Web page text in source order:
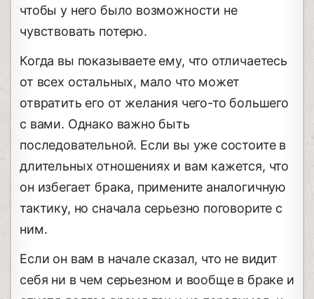
чтобы у него было возможности не
чувствовать потерю.
Когда вы показываете ему, что отличаетесь
от всех остальных, мало что может
отвратить его от желания чего-то большего
с вами. Однако важно быть
последовательной. Если вы уже состоите в
длительных отношениях и вам кажется, что
он избегает брака, примените аналогичную
тактику, но сначала серьезно поговорите с
ним.
Если он вам в начале сказал, что не видит
себя ни в чем серьезном и вообще в браке и